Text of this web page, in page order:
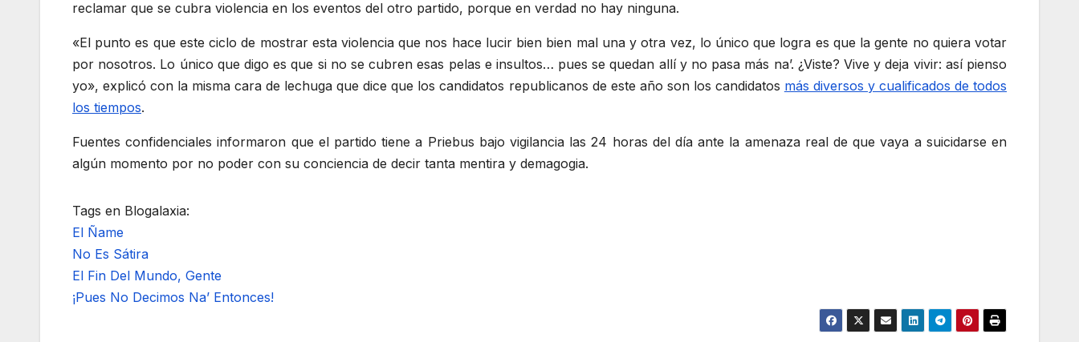
reclamar que se cubra violencia en los eventos del otro partido, porque en verdad no hay ninguna.
«El punto es que este ciclo de mostrar esta violencia que nos hace lucir bien bien mal una y otra vez, lo único que logra es que la gente no quiera votar
por nosotros. Lo único que digo es que si no se cubren esas pelas e insultos… pues se quedan allí y no pasa más na’. ¿Viste? Vive y deja vivir: así pienso
yo», explicó con la misma cara de lechuga que dice que los candidatos republicanos de este año son los candidatos más diversos y cualificados de todos
los tiempos.
Fuentes confidenciales informaron que el partido tiene a Priebus bajo vigilancia las 24 horas del día ante la amenaza real de que vaya a suicidarse en
algún momento por no poder con su conciencia de decir tanta mentira y demagogia.
Tags en Blogalaxia:
El Ñame
No Es Sátira
El Fin Del Mundo, Gente
¡Pues No Decimos Na’ Entonces!